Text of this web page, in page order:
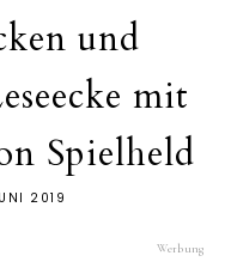
und
mit
Spielheld
2019
Werbung